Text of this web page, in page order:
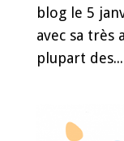
blog le 5
avec sa très
plupart des...